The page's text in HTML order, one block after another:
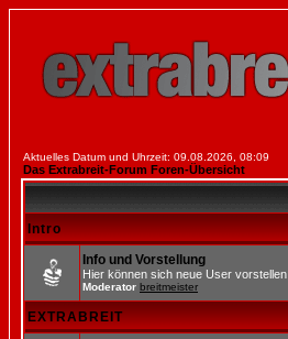
Aktuelles Datum und Uhrzeit: 09.08.2026, 08:09
Das Extrabreit-Forum Foren-Übersicht
Intro
Info und Vorstellung
Hier können sich neue User vorstellen
Moderator breitmeister
EXTRABREIT